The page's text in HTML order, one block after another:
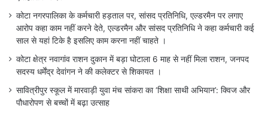
कोटा नगरपालिका के कर्मचारी हड़ताल पर, सांसद प्रतिनिधि, एल्डरमैन पर लगाए
आरोप कहा काम नहीं करने देते, एल्डरमैन और सांसद प्रतिनिधि ने कहा कर्मचारी कई
साल से यहां टिके है इसलिए काम करना नहीं चाहते ।
कोटा क्षेत्र नवागांव राशन दुकान में बड़ा घोटाला 6 माह से नहीं मिला राशन, जनपद
सदस्य धर्मेंद्र देवांगन ने की कलेक्टर से शिकायत ।
सावित्रीपुर स्कूल में मारवाड़ी युवा मंच सांकरा का ‘शिक्षा साथी अभियान’: क्विज और
पौधारोपण से बच्चों में बढ़ा उत्साह